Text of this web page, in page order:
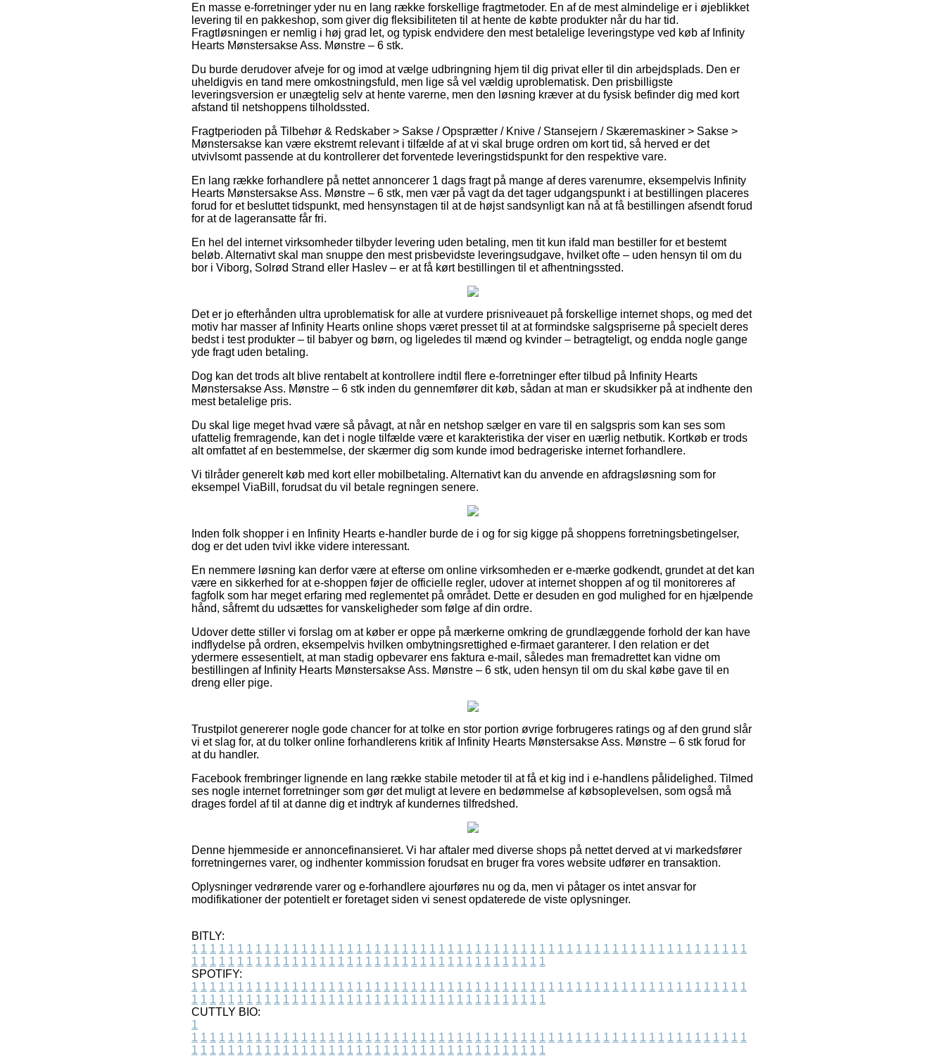
En masse e-forretninger yder nu en lang række forskellige fragtmetoder. En af de mest almindelige er i øjeblikket
levering til en pakkeshop, som giver dig fleksibiliteten til at hente de købte produkter når du har tid.
Fragtløsningen er nemlig i høj grad let, og typisk endvidere den mest betalelige leveringstype ved køb af Infinity
Hearts Mønstersakse Ass. Mønstre – 6 stk.
Du burde derudover afveje for og imod at vælge udbringning hjem til dig privat eller til din arbejdsplads. Den er
uheldigvis en tand mere omkostningsfuld, men lige så vel vældig uproblematisk. Den prisbilligste
leveringsversion er unægtelig selv at hente varerne, men den løsning kræver at du fysisk befinder dig med kort
afstand til netshoppens tilholdssted.
Fragtperioden på Tilbehør & Redskaber > Sakse / Opsprætter / Knive / Stansejern / Skæremaskiner > Sakse >
Mønstersakse kan være ekstremt relevant i tilfælde af at vi skal bruge ordren om kort tid, så herved er det
utvivlsomt passende at du kontrollerer det forventede leveringstidspunkt for den respektive vare.
En lang række forhandlere på nettet annoncerer 1 dags fragt på mange af deres varenumre, eksempelvis Infinity
Hearts Mønstersakse Ass. Mønstre – 6 stk, men vær på vagt da det tager udgangspunkt i at bestillingen placeres
forud for et besluttet tidspunkt, med hensynstagen til at de højst sandsynligt kan nå at få bestillingen afsendt forud
for at de lageransatte får fri.
En hel del internet virksomheder tilbyder levering uden betaling, men tit kun ifald man bestiller for et bestemt
beløb. Alternativt skal man snuppe den mest prisbevidste leveringsudgave, hvilket ofte – uden hensyn til om du
bor i Viborg, Solrød Strand eller Haslev – er at få kørt bestillingen til et afhentningssted.
Det er jo efterhånden ultra uproblematisk for alle at vurdere prisniveauet på forskellige internet shops, og med det
motiv har masser af Infinity Hearts online shops været presset til at at formindske salgspriserne på specielt deres
bedst i test produkter – til babyer og børn, og ligeledes til mænd og kvinder – betragteligt, og endda nogle gange
yde fragt uden betaling.
Dog kan det trods alt blive rentabelt at kontrollere indtil flere e-forretninger efter tilbud på Infinity Hearts
Mønstersakse Ass. Mønstre – 6 stk inden du gennemfører dit køb, sådan at man er skudsikker på at indhente den
mest betalelige pris.
Du skal lige meget hvad være så påvagt, at når en netshop sælger en vare til en salgspris som kan ses som
ufattelig fremragende, kan det i nogle tilfælde være et karakteristika der viser en uærlig netbutik. Kortkøb er trods
alt omfattet af en bestemmelse, der skærmer dig som kunde imod bedrageriske internet forhandlere.
Vi tilråder generelt køb med kort eller mobilbetaling. Alternativt kan du anvende en afdragsløsning som for
eksempel ViaBill, forudsat du vil betale regningen senere.
Inden folk shopper i en Infinity Hearts e-handler burde de i og for sig kigge på shoppens forretningsbetingelser,
dog er det uden tvivl ikke videre interessant.
En nemmere løsning kan derfor være at efterse om online virksomheden er e-mærke godkendt, grundet at det kan
være en sikkerhed for at e-shoppen føjer de officielle regler, udover at internet shoppen af og til monitoreres af
fagfolk som har meget erfaring med reglementet på området. Dette er desuden en god mulighed for en hjælpende
hånd, såfremt du udsættes for vanskeligheder som følge af din ordre.
Udover dette stiller vi forslag om at køber er oppe på mærkerne omkring de grundlæggende forhold der kan have
indflydelse på ordren, eksempelvis hvilken ombytningsrettighed e-firmaet garanterer. I den relation er det
ydermere essesentielt, at man stadig opbevarer ens faktura e-mail, således man fremadrettet kan vidne om
bestillingen af Infinity Hearts Mønstersakse Ass. Mønstre – 6 stk, uden hensyn til om du skal købe gave til en
dreng eller pige.
Trustpilot genererer nogle gode chancer for at tolke en stor portion øvrige forbrugeres ratings og af den grund slår
vi et slag for, at du tolker online forhandlerens kritik af Infinity Hearts Mønstersakse Ass. Mønstre – 6 stk forud for
at du handler.
Facebook frembringer lignende en lang række stabile metoder til at få et kig ind i e-handlens pålidelighed. Tilmed
ses nogle internet forretninger som gør det muligt at levere en bedømmelse af købsoplevelsen, som også må
drages fordel af til at danne dig et indtryk af kundernes tilfredshed.
Denne hjemmeside er annoncefinansieret. Vi har aftaler med diverse shops på nettet derved at vi markedsfører
forretningernes varer, og indhenter kommission forudsat en bruger fra vores website udfører en transaktion.
Oplysninger vedrørende varer og e-forhandlere ajourføres nu og da, men vi påtager os intet ansvar for
modifikationer der potentielt er foretaget siden vi senest opdaterede de viste oplysninger.
BITLY:
1 1 1 1 1 1 1 1 1 1 1 1 1 1 1 1 1 1 1 1 1 1 1 1 1 1 1 1 1 1 1 1 1 1 1 1 1 1 1 1 1 1 1 1 1 1 1 1 1 1 1 1 1 1 1 1 1 1 1 1 1
1 1 1 1 1 1 1 1 1 1 1 1 1 1 1 1 1 1 1 1 1 1 1 1 1 1 1 1 1 1 1 1 1 1 1 1 1 1 1
SPOTIFY:
1 1 1 1 1 1 1 1 1 1 1 1 1 1 1 1 1 1 1 1 1 1 1 1 1 1 1 1 1 1 1 1 1 1 1 1 1 1 1 1 1 1 1 1 1 1 1 1 1 1 1 1 1 1 1 1 1 1 1 1 1
1 1 1 1 1 1 1 1 1 1 1 1 1 1 1 1 1 1 1 1 1 1 1 1 1 1 1 1 1 1 1 1 1 1 1 1 1 1 1
CUTTLY BIO:
1
1 1 1 1 1 1 1 1 1 1 1 1 1 1 1 1 1 1 1 1 1 1 1 1 1 1 1 1 1 1 1 1 1 1 1 1 1 1 1 1 1 1 1 1 1 1 1 1 1 1 1 1 1 1 1 1 1 1 1 1 1
1 1 1 1 1 1 1 1 1 1 1 1 1 1 1 1 1 1 1 1 1 1 1 1 1 1 1 1 1 1 1 1 1 1 1 1 1 1 1